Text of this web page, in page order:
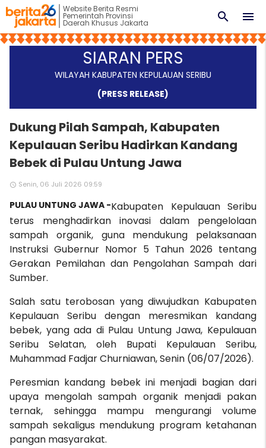
Website Berita Resmi
Pemerintah Provinsi
Daerah Khusus Jakarta menu
search
SIARAN PERS
WILAYAH KABUPATEN KEPULAUAN SERIBU
(PRESS RELEASE)
Dukung Pilah Sampah, Kabupaten
Kepulauan Seribu Hadirkan Kandang
Bebek di Pulau Untung Jawa
access_time Senin, 06 Juli 2026 09:59
PULAU UNTUNG JAWA -Kabupaten Kepulauan Seribu
terus menghadirkan inovasi dalam pengelolaan
sampah organik, guna mendukung pelaksanaan
Instruksi Gubernur Nomor 5 Tahun 2026 tentang
Gerakan Pemilahan dan Pengolahan Sampah dari
Sumber.
Salah satu terobosan yang diwujudkan Kabupaten
Kepulauan Seribu dengan meresmikan kandang
bebek, yang ada di Pulau Untung Jawa, Kepulauan
Seribu Selatan, oleh Bupati Kepulauan Seribu,
Muhammad Fadjar Churniawan, Senin (06/07/2026).
Peresmian kandang bebek ini menjadi bagian dari
upaya mengolah sampah organik menjadi pakan
ternak, sehingga mampu mengurangi volume
sampah sekaligus mendukung program ketahanan
pangan masyarakat.